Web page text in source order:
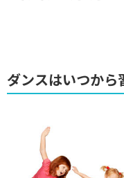
ダンスはいつから